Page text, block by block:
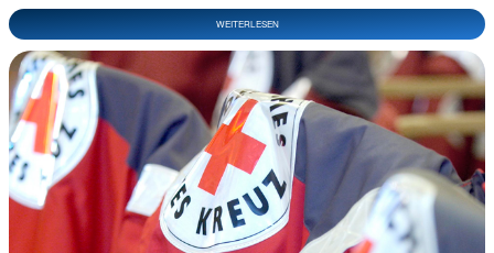
WEITERLESEN